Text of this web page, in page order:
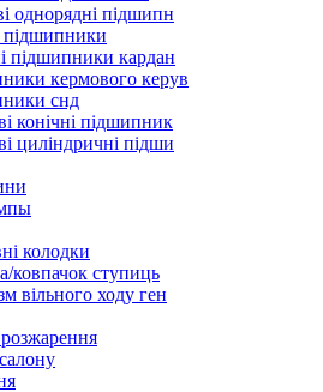
однорядні підшипн
підшипники кардан
кермового керув
снд
конічні підшипник
циліндричні підши
колодки
ковпачок ступиць
вільного ходу ген